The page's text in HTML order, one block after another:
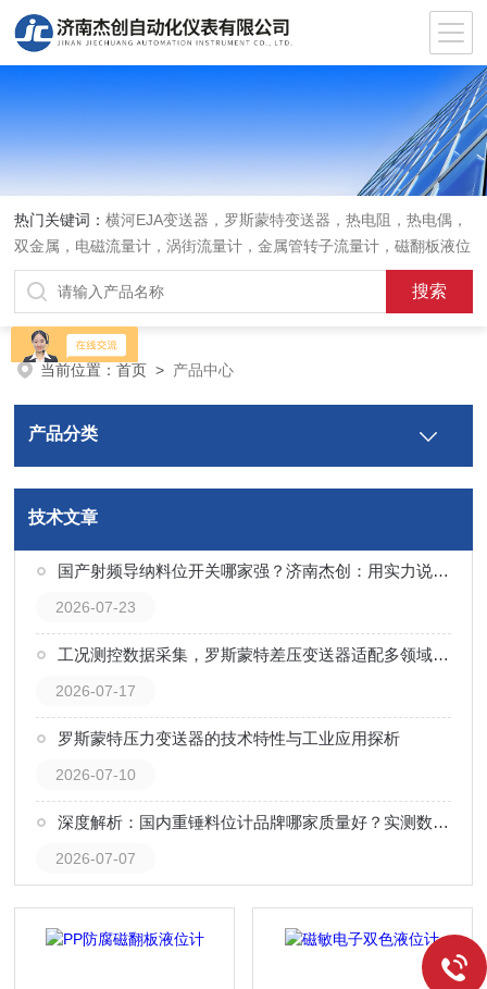
热门关键词：横河EJA变送器，罗斯蒙特变送器，热电阻，热电偶，
双金属，电磁流量计，涡街流量计，金属管转子流量计，磁翻板液位
计，超声波液位计
当前位置：首页 > 产品中心
产品分类
技术文章
国产射频导纳料位开关哪家强？济南杰创：用实力说话，以口碑见证
2026-07-23
工况测控数据采集，罗斯蒙特差压变送器适配多领域工艺监测
2026-07-17
罗斯蒙特压力变送器的技术特性与工业应用探析
2026-07-10
深度解析：国内重锤料位计品牌哪家质量好？实测数据告诉你——济南杰创自动化仪表有限公司
2026-07-07